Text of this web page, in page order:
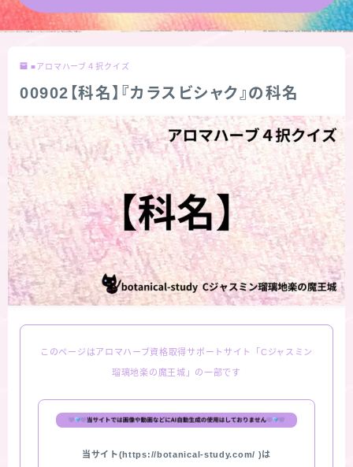
★スペシャルアロマハーブ４択クイズ (kindle出
お問い合わせ
サイトマップ
■アロマハーブ４択クイズ
00902【科名】『カラスビシャク』の科名
このページはアロマハーブ資格取得サポートサイト「Cジャスミン
瑠璃地楽の魔王城」の一部です
当サイト(https://botanical-study.com/ )は